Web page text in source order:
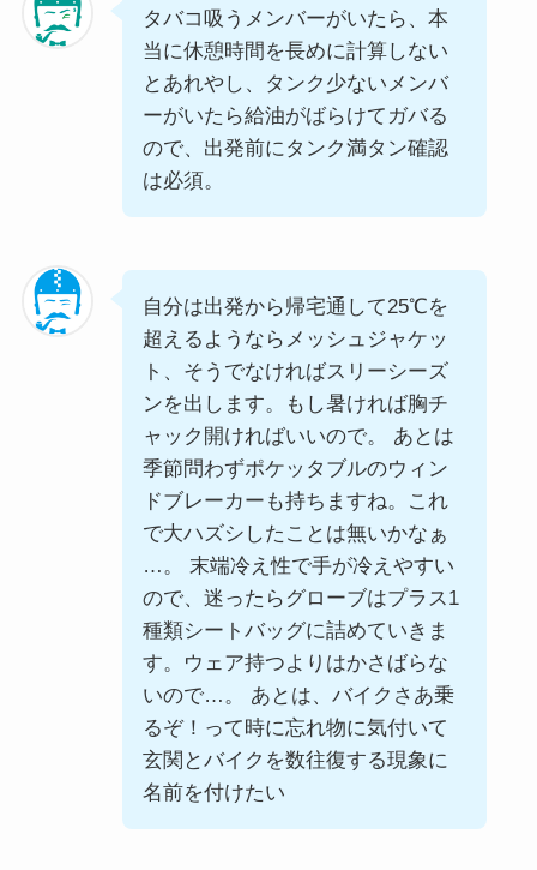
タバコ吸うメンバーがいたら、本
当に休憩時間を長めに計算しない
とあれやし、タンク少ないメンバ
ーがいたら給油がばらけてガバる
ので、出発前にタンク満タン確認
は必須。
自分は出発から帰宅通して25℃を
超えるようならメッシュジャケッ
ト、そうでなければスリーシーズ
ンを出します。もし暑ければ胸チ
ャック開ければいいので。 あとは
季節問わずポケッタブルのウィン
ドブレーカーも持ちますね。これ
で大ハズシしたことは無いかなぁ
…。 末端冷え性で手が冷えやすい
ので、迷ったらグローブはプラス1
種類シートバッグに詰めていきま
す。ウェア持つよりはかさばらな
いので…。 あとは、バイクさあ乗
るぞ！って時に忘れ物に気付いて
玄関とバイクを数往復する現象に
名前を付けたい